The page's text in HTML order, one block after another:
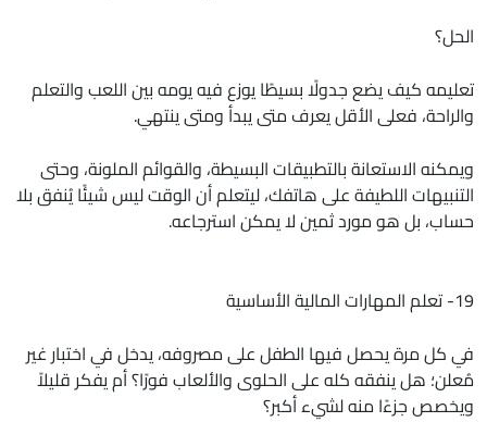
الحل؟
تعليمه كيف يضع جدولًا بسيطًا يوزع فيه يومه بين اللعب والتعلم
والراحة، فعلى الأقل يعرف متى يبدأ ومتى ينتهي.
ويمكنه الاستعانة بالتطبيقات البسيطة، والقوائم الملونة، وحتى
التنبيهات اللطيفة على هاتفك، ليتعلم أن الوقت ليس شيئًا يُنفق بلا
حساب، بل هو مورد ثمين لا يمكن استرجاعه.
19- تعلم المهارات المالية الأساسية
في كل مرة يحصل فيها الطفل على مصروفه، يدخل في اختبار غير
مُعلن؛ هل ينفقه كله على الحلوى والألعاب فورًا؟ أم يفكر قليلاً
ويخصص جزءًا منه لشيء أكبر؟